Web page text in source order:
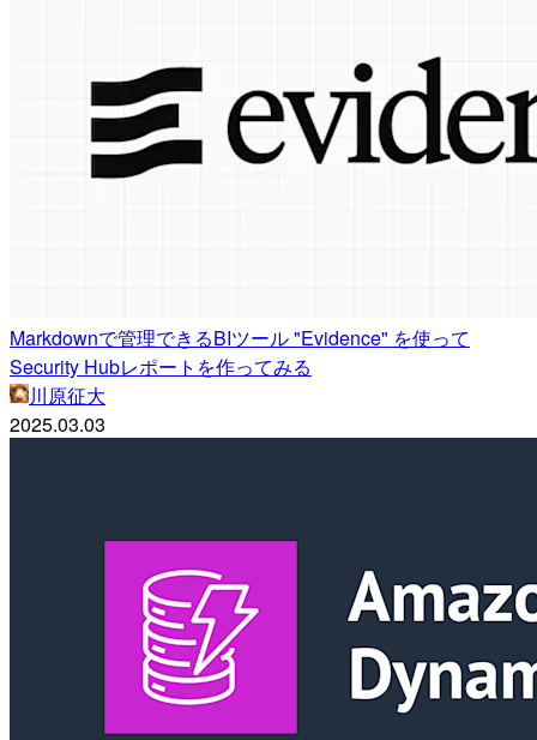
Markdownで管理できるBIツール "Evidence" を使って
Security Hubレポートを作ってみる
川原征大
2025.03.03